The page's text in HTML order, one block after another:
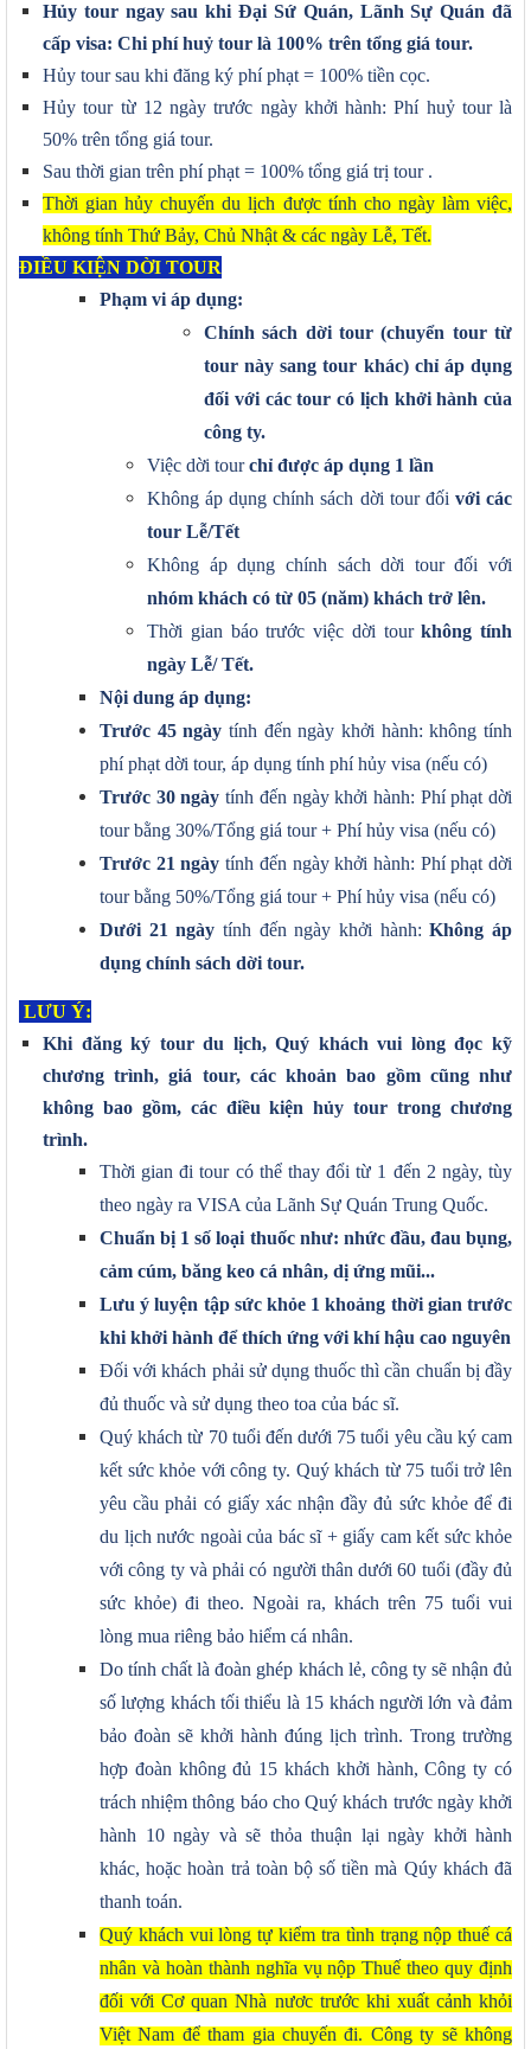
Hủy tour ngay sau khi Đại Sứ Quán, Lãnh Sự Quán đã
cấp visa: Chi phí huỷ tour là 100% trên tổng giá tour.
Hủy tour sau khi đăng ký phí phạt = 100% tiền cọc.
Hủy tour từ 12 ngày trước ngày khởi hành: Phí huỷ tour là
50% trên tổng giá tour.
Sau thời gian trên phí phạt = 100% tổng giá trị tour .
Thời gian hủy chuyến du lịch được tính cho ngày làm việc,
không tính Thứ Bảy, Chủ Nhật & các ngày Lễ, Tết.
ĐIỀU KIỆN DỜI TOUR
Phạm vi áp dụng:
Chính sách dời tour (chuyển tour từ
tour này sang tour khác) chỉ áp dụng
đối với các tour có lịch khởi hành của
công ty.
Việc dời tourchỉ được áp dụng 1 lần
Không áp dụng chính sách dời tour đối với các
tour Lễ/Tết
Không áp dụng chính sách dời tour đối với
nhóm khách có từ 05 (năm) khách trở lên.
Thời gian báo trước việc dời tourkhông tính
ngày Lễ/ Tết.
Nội dung áp dụng:
Trước 45 ngày tính đến ngày khởi hành: không tính
phí phạt dời tour, áp dụng tính phí hủy visa (nếu có)
Trước 30 ngàytính đến ngày khởi hành: Phí phạt dời
tour bằng 30%/Tổng giá tour + Phí hủy visa (nếu có)
Trước 21 ngàytính đến ngày khởi hành: Phí phạt dời
tour bằng 50%/Tổng giá tour + Phí hủy visa (nếu có)
Dưới 21 ngày tính đến ngày khởi hành:Không áp
dụng chính sách dời tour.
LƯU Ý:
Khi đăng ký tour du lịch, Quý khách vui lòng đọc kỹ
chương trình, giá tour, các khoản bao gồm cũng như
không bao gồm, các điều kiện hủy tour trong chương
trình.
Thời gian đi tour có thể thay đổi từ 1 đến 2 ngày, tùy
theo ngày ra VISA của Lãnh Sự Quán Trung Quốc.
Chuẩn bị 1 số loại thuốc như: nhức đầu, đau bụng,
cảm cúm, băng keo cá nhân, dị ứng mũi...
Lưu ý luyện tập sức khỏe 1 khoảng thời gian trước
khi khởi hành để thích ứng với khí hậu cao nguyên
Đối với khách phải sử dụng thuốc thì cần chuẩn bị đầy
đủ thuốc và sử dụng theo toa của bác sĩ.
Quý khách từ 70 tuổi đến dưới 75 tuổi yêu cầu ký cam
kết sức khỏe với công ty. Quý khách từ 75 tuổi trở lên
yêu cầu phải có giấy xác nhận đầy đủ sức khỏe để đi
du lịch nước ngoài của bác sĩ + giấy cam kết sức khỏe
với công ty và phải có người thân dưới 60 tuổi (đầy đủ
sức khỏe) đi theo. Ngoài ra, khách trên 75 tuổi vui
lòng mua riêng bảo hiểm cá nhân.
Do tính chất là đoàn ghép khách lẻ, công ty sẽ nhận đủ
số lượng khách tối thiểu là 15 khách người lớn và đảm
bảo đoàn sẽ khởi hành đúng lịch trình. Trong trường
hợp đoàn không đủ 15 khách khởi hành, Công ty có
trách nhiệm thông báo cho Quý khách trước ngày khởi
hành 10 ngày và sẽ thỏa thuận lại ngày khởi hành
khác, hoặc hoàn trả toàn bộ số tiền mà Qúy khách đã
thanh toán.
Quý khách vui lòng tự kiểm tra tình trạng nộp thuế cá
nhân và hoàn thành nghĩa vụ nộp Thuế theo quy định
đối với Cơ quan Nhà nươc trước khi xuất cảnh khỏi
Việt Nam để tham gia chuyến đi. Công ty sẽ không